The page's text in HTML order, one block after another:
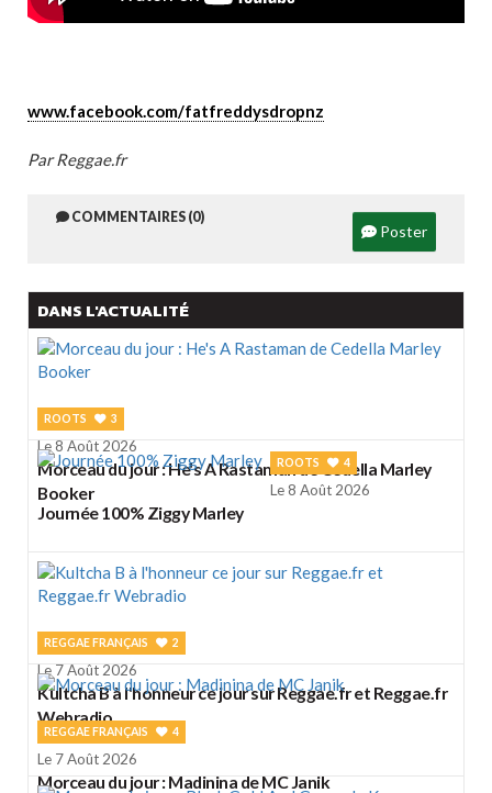
www.facebook.com/fatfreddysdropnz
Par Reggae.fr
COMMENTAIRES (0)
Poster
DANS L'ACTUALITÉ
ROOTS 3
Le 8 Août 2026
Morceau du jour : He's A Rastaman de Cedella Marley
Booker
ROOTS 4
Le 8 Août 2026
Journée 100% Ziggy Marley
REGGAE FRANÇAIS 2
Le 7 Août 2026
Kultcha B à l'honneur ce jour sur Reggae.fr et Reggae.fr
Webradio
REGGAE FRANÇAIS 4
Le 7 Août 2026
Morceau du jour : Madinina de MC Janik